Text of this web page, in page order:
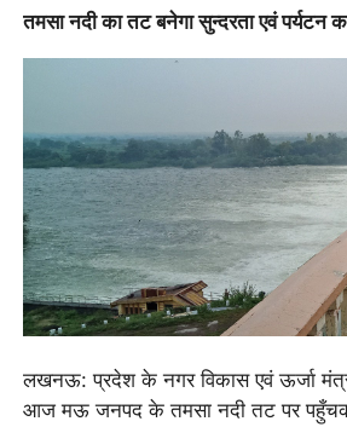
तमसा नदी का तट बनेगा सुन्दरता एवं पर्यटन
लखनऊ: प्रदेश के नगर विकास एवं ऊर्जा
आज मऊ जनपद के तमसा नदी तट पर